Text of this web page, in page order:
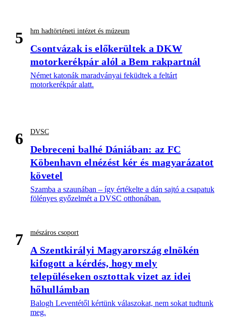
5 hm hadtörténeti intézet és múzeum
Csontvázak is előkerültek a DKW
motorkerékpár alól a Bem rakpartnál
Német katonák maradványai feküdtek a feltárt
motorkerékpár alatt.
6 DVSC
Debreceni balhé Dániában: az FC
Köbenhavn elnézést kér és magyarázatot
követel
Szamba a szaunában – így értékelte a dán sajtó a csapatuk
fölényes győzelmét a DVSC otthonában.
7 mészáros csoport
A Szentkirályi Magyarország elnökén
kifogott a kérdés, hogy mely
településeken osztottak vizet az idei
hőhullámban
Balogh Leventétől kértünk válaszokat, nem sokat tudtunk
meg.